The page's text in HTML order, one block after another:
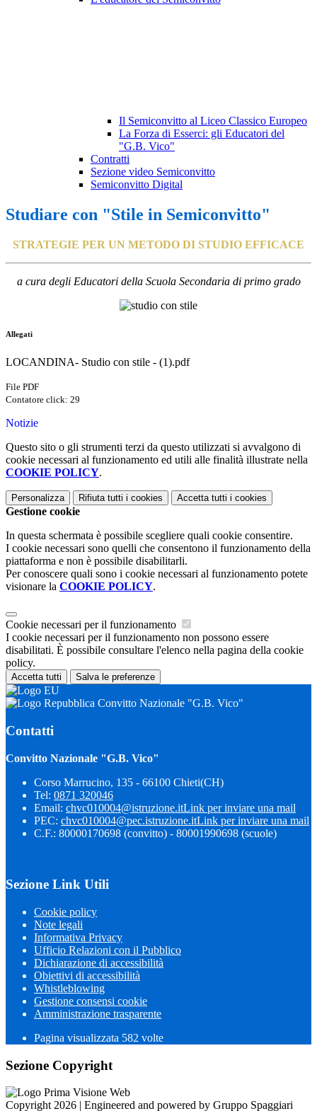
Il Semiconvitto al Liceo Classico Europeo
La Forza di Esserci: gli Educatori del
"G.B. Vico"
Contratti
Sezione video Semiconvitto
Semiconvitto Digital
Studiare con "Stile in Semiconvitto"
STRATEGIE PER UN METODO DI STUDIO EFFICACE
a cura degli Educatori della Scuola Secondaria di primo grado
Allegati
LOCANDINA- Studio con stile - (1).pdf
File PDF
Contatore click: 29
Notizie
Questo sito o gli strumenti terzi da questo utilizzati si avvalgono di
cookie necessari al funzionamento ed utili alle finalità illustrate nella
COOKIE POLICY.
Personalizza Rifiuta tutti i cookies Accetta tutti i cookies
Gestione cookie
In questa schermata è possibile scegliere quali cookie consentire.
I cookie necessari sono quelli che consentono il funzionamento della
piattaforma e non è possibile disabilitarli.
Per conoscere quali sono i cookie necessari al funzionamento potete
visionare la COOKIE POLICY.
Cookie necessari per il funzionamento
I cookie necessari per il funzionamento non possono essere
disabilitati. È possibile consultare l'elenco nella pagina della cookie
policy.
Accetta tutti Salva le preferenze
Convitto Nazionale "G.B. Vico"
Contatti
Convitto Nazionale "G.B. Vico"
Corso Marrucino, 135 - 66100 Chieti(CH)
Tel: 0871 320046
Email: chvc010004@istruzione.itLink per inviare una mail
PEC: chvc010004@pec.istruzione.itLink per inviare una mail
C.F.: 80000170698 (convitto) - 80001990698 (scuole)
Sezione Link Utili
Cookie policy
Note legali
Informativa Privacy
Ufficio Relazioni con il Pubblico
Dichiarazione di accessibilità
Obiettivi di accessibilità
Whistleblowing
Gestione consensi cookie
Amministrazione trasparente
Pagina visualizzata 582 volte
Sezione Copyright
Copyright 2026 | Engineered and powered by Gruppo Spaggiari